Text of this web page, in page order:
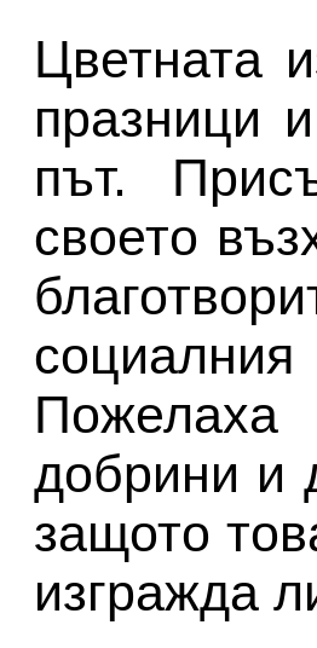
Цветната
празници
път.
своето
добрини и
защото
изгражда